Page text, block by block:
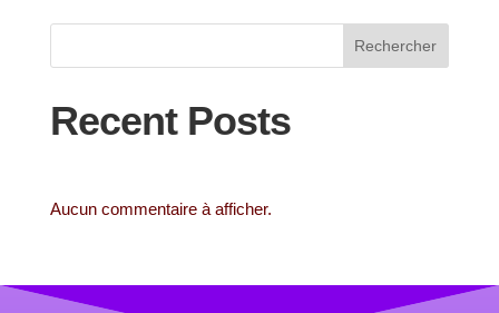
Rechercher
Recent Posts
Aucun commentaire à afficher.